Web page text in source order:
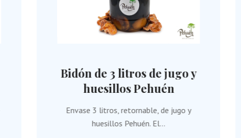
Bidón de 3 litros de jugo y
huesillos Pehuén
Envase 3 litros, retornable, de jugo y
huesillos Pehuén. El...